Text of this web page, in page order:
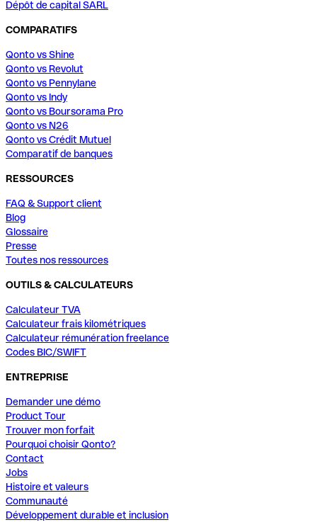
Dépôt de capital SARL
COMPARATIFS
Qonto vs Shine
Qonto vs Revolut
Qonto vs Pennylane
Qonto vs Indy
Qonto vs Boursorama Pro
Qonto vs N26
Qonto vs Crédit Mutuel
Comparatif de banques
RESSOURCES
FAQ & Support client
Blog
Glossaire
Presse
Toutes nos ressources
OUTILS & CALCULATEURS
Calculateur TVA
Calculateur frais kilométriques
Calculateur rémunération freelance
Codes BIC/SWIFT
ENTREPRISE
Demander une démo
Product Tour
Trouver mon forfait
Pourquoi choisir Qonto?
Contact
Jobs
Histoire et valeurs
Communauté
Développement durable et inclusion